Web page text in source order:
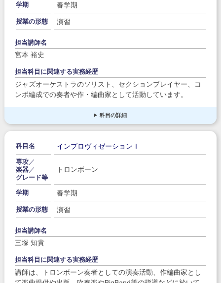
学期 春学期
授業の形態 演習
担当講師名
宮本 裕史
担当科目に関連する実務経歴
ジャズオーケストラのソリスト、セクションプレイヤー、コ
ンボ編成での奏者や作・編曲家として活動しています。
科目の詳細
科目名 インプロヴィゼーションⅠ
専攻／
楽器／
グレード等
トロンボーン
学期 春学期
授業の形態 演習
担当講師名
三塚 知貴
担当科目に関連する実務経歴
講師は、トロンボーン奏者としての演奏活動、作編曲家とし